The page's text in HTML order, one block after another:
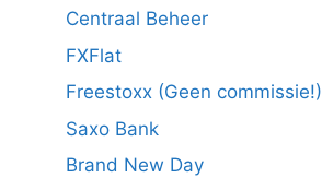
Centraal Beheer
FXFlat
Freestoxx (Geen commissie!)
Saxo Bank
Brand New Day